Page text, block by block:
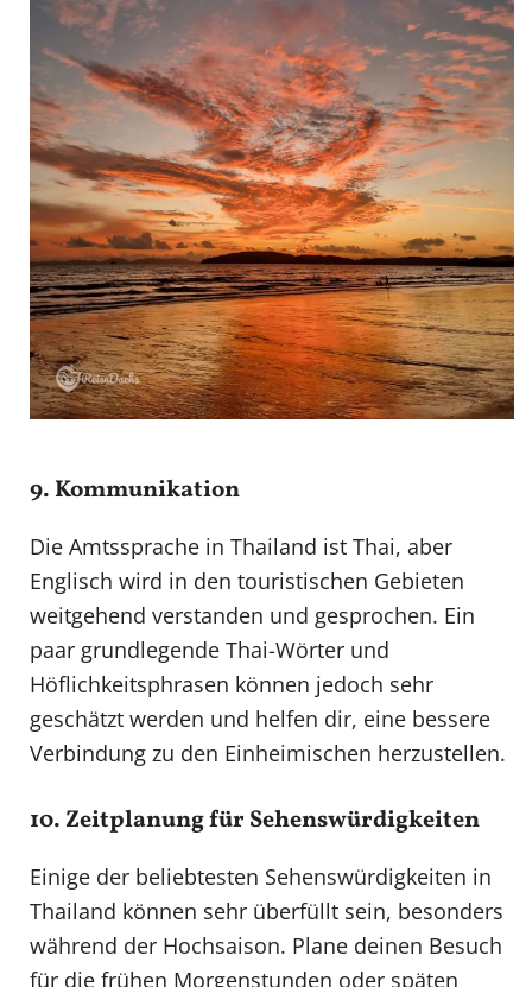
9. Kommunikation
Die Amtssprache in Thailand ist Thai, aber
Englisch wird in den touristischen Gebieten
weitgehend verstanden und gesprochen. Ein
paar grundlegende Thai-Wörter und
Höflichkeitsphrasen können jedoch sehr
geschätzt werden und helfen dir, eine bessere
Verbindung zu den Einheimischen herzustellen.
10. Zeitplanung für Sehenswürdigkeiten
Einige der beliebtesten Sehenswürdigkeiten in
Thailand können sehr überfüllt sein, besonders
während der Hochsaison. Plane deinen Besuch
für die frühen Morgenstunden oder späten